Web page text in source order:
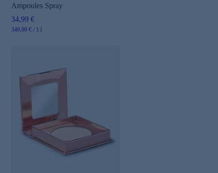
Ampoules Spray
34,99 €
349,90 € / 1 l